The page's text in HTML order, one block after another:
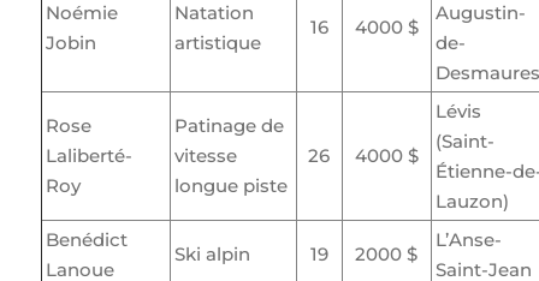
Noémie
Jobin
Natation
artistique
16 4000 $
Augustin-
de-
Desmaures
Rose
Laliberté-
Roy
Patinage de
vitesse
longue piste
26 4000 $
Lévis
(Saint-
Étienne-
Lauzon)
Benédict
Lanoue
Ski alpin 19 2000 $
L’Anse-
Saint-Jean